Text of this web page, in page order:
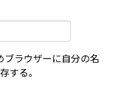
ラウザーに自分の名
する。